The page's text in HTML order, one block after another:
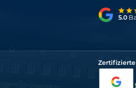
5.0